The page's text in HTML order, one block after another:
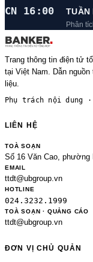
CN 16:00 TUẦN
Phân
Trang thông tin điện tử
tại Việt Nam. Dẫn
liệu.
Phụ trách nội dung
LIÊN HỆ
TOÀ SOẠN
Số 16 Văn Cao, phường
EMAIL
ttdt@ubgroup.vn
HOTLINE
024.3232.1999
TOÀ SOẠN · QUẢNG CÁO
ttdt@ubgroup.vn
ĐƠN VỊ CHỦ QUẢN